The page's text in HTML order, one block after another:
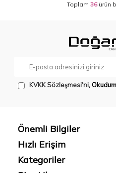
Toplam 36ürün
KVKK Sözleşmesi'ni,
Önemli Bilgiler
Hızlı Erişim
Kategoriler